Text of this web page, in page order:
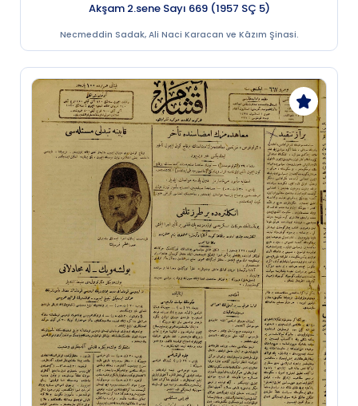
Akşam 2.sene Sayı 669 (1957 SÇ 5)
Necmeddin Sadak, Ali Naci Karacan ve Kâzım Şinasi.